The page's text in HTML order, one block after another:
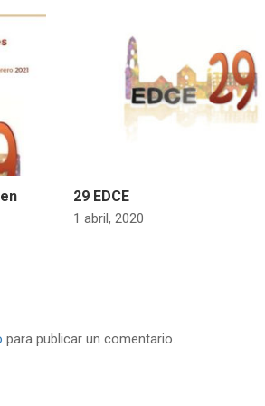
29 EDCE
1 abril, 2020
para publicar un comentario.